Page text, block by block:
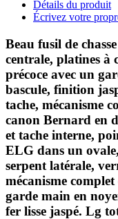
Détails du produit
Écrivez votre
Beau fusil de
centrale, platines à
précoce avec un
bascule, finition
tache, mécanisme
canon Bernard en
et tache interne,
ELG dans un
serpent latérale,
mécanisme
garde main en
fer lisse jaspé. Lg